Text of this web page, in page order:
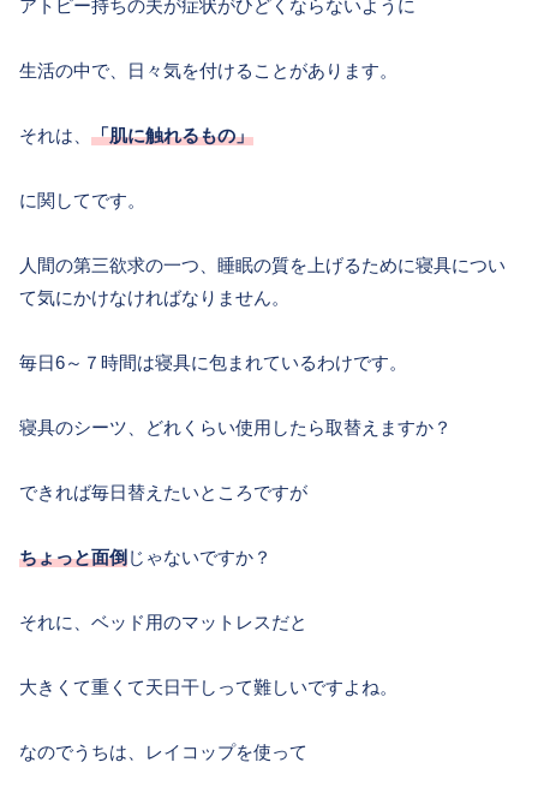
アトピー持ちの夫が症状がひどくならないように
生活の中で、日々気を付けることがあります。
それは、 「肌に触れるもの」
に関してです。
人間の第三欲求の一つ、睡眠の質を上げるために寝具につい
て気にかけなければなりません。
毎日6～７時間は寝具に包まれているわけです。
寝具のシーツ、どれくらい使用したら取替えますか？
できれば毎日替えたいところですが
ちょっと面倒 じゃないですか？
それに、ベッド用のマットレスだと
大きくて重くて天日干しって難しいですよね。
なのでうちは、レイコップを使って